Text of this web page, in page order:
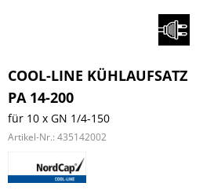
COOL-LINE KÜHLAUFSATZ
PA 14-200
für 10 x GN 1/4-150
Artikel-Nr.: 435142002